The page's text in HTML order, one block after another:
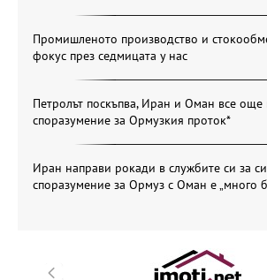
Промишленото производство и
фокус през седмицата у нас
Петролът поскъпва, Иран и Оман все още
споразумение за Ормузкия проток*
Иран направи рокади в службите си за
споразумение за Ормуз с Оман е „много